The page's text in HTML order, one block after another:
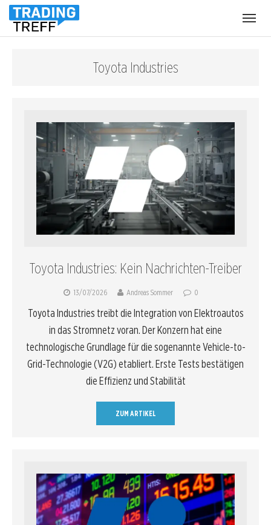
Toyota Industries
Toyota Industries: Kein Nachrichten-Treiber
13/07/2026 Andreas Sommer 0
Toyota Industries treibt die Integration von Elektroautos
in das Stromnetz voran. Der Konzern hat eine
technologische Grundlage für die sogenannte Vehicle-to-
Grid-Technologie (V2G) etabliert. Erste Tests bestätigen
die Effizienz und Stabilität
ZUM ARTIKEL